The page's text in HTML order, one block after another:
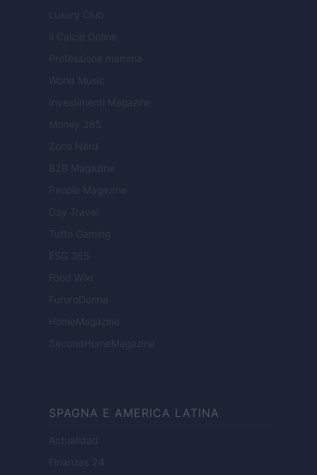
Luxury Club
Il Calcio Online
Professione mamma
World Music
Investimenti Magazine
Money 365
Zona Nerd
B2B Magazine
People Magazine
Day Travel
Tutto Gaming
ESG 365
Food Wiki
FuturoDonna
HomeMagazine
SecondHomeMagazine
SPAGNA E AMERICA LATINA
Actualidad
Finanzas 24